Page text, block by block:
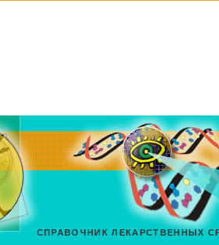
СПРАВОЧНИК ЛЕКАРСТВЕННЫХ